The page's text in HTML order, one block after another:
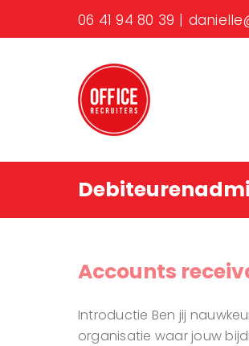
06 41 94 80 39 |
Accounts
Introductie Ben jij
organisatie waar jouw